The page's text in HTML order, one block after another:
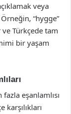
veya
“hygge”
Türkçede tam
bir yaşam
eşanlamlısı
karşılıkları